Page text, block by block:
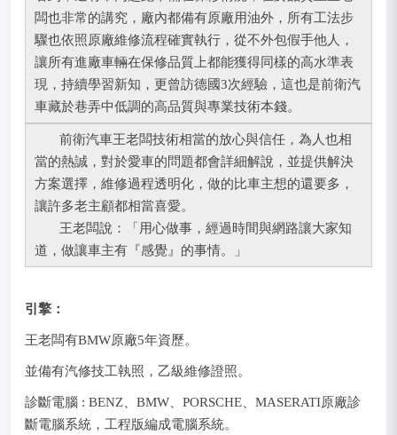
闆也非常的講究，廠內都備有原廠用油外，所有工法步
驟也依照原廠維修流程確實執行，從不外包假手他人，
讓所有進廠車輛在保修品質上都能獲得同樣的高水準表
現，持續學習新知，更曾訪德國3次經驗，這也是前衛汽
車藏於巷弄中低調的高品質與專業技術本錢。
前衛汽車王老闆技術相當的放心與信任，為人也相
當的熱誠，對於愛車的問題都會詳細解說，並提供解決
方案選擇，維修過程透明化，做的比車主想的還要多，
讓許多老主顧都相當喜愛。
王老闆說：「用心做事，經過時間與網路讓大家知
道，做讓車主有『感覺』的事情。」
引擎：
王老闆有BMW原廠5年資歷。
並備有汽修技工執照，乙級維修證照。
診斷電腦 : BENZ、BMW、PORSCHE、MASERATI原廠診
斷電腦系統，工程版編成電腦系統。